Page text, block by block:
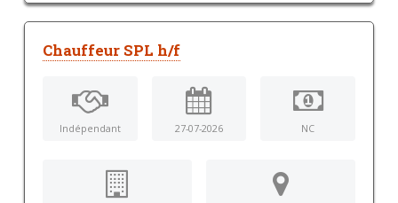
Chauffeur SPL h/f
Indépendant 27-07-2026 NC